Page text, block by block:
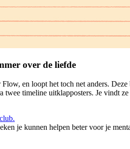
over de liefde
en loopt het toch net anders.
twee timeline uitklapposters. Je vindt
je kunnen helpen beter voor je